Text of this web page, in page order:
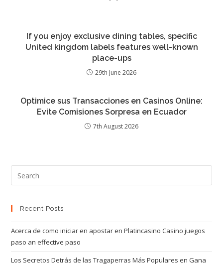
If you enjoy exclusive dining tables, specific
United kingdom labels features well-known
place-ups
29th June 2026
Optimice sus Transacciones en Casinos Online:
Evite Comisiones Sorpresa en Ecuador
7th August 2026
Recent Posts
Acerca de como iniciar en apostar en Platincasino Casino juegos
paso an effective paso
Los Secretos Detrás de las Tragaperras Más Populares en Gana